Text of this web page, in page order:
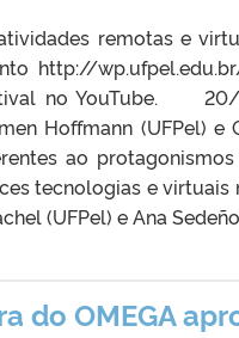
remotas e
http://
no YouTube. 20/
Hoffmann (UFPel)
ao
tecnologias e virtuais
(UFPel) e Ana
do OMEGA